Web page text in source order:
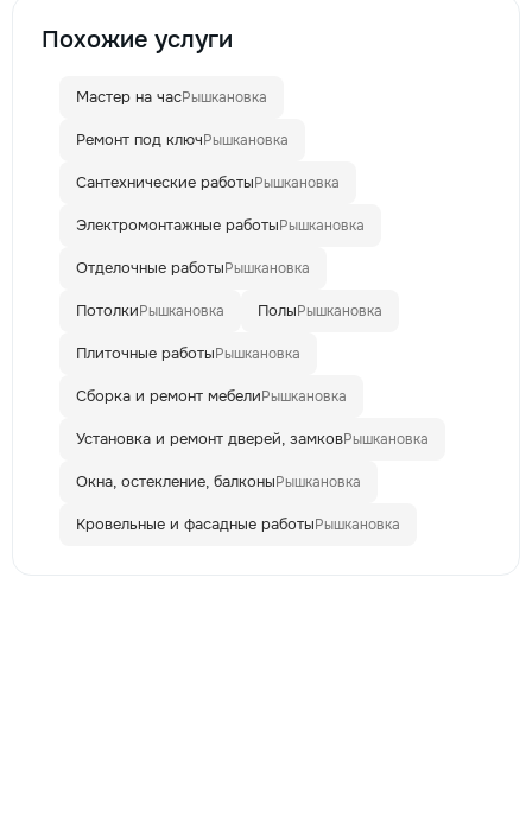
Похожие услуги
Мастер на часРышкановка
Ремонт под ключРышкановка
Сантехнические работыРышкановка
Электромонтажные работыРышкановка
Отделочные работыРышкановка
ПотолкиРышкановка ПолыРышкановка
Плиточные работыРышкановка
Сборка и ремонт мебелиРышкановка
Установка и ремонт дверей, замковРышкановка
Окна, остекление, балконыРышкановка
Кровельные и фасадные работыРышкановка